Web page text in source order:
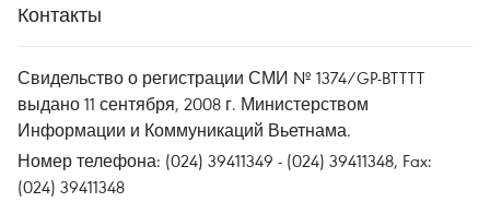
Контакты
Свидельство о регистрации СМИ № 1374/GP-BTTTT
выдано 11 сентября, 2008 г. Министерством
Информации и Коммуникаций Вьетнама.
Номер телефона: (024) 39411349 - (024) 39411348, Fax:
(024) 39411348